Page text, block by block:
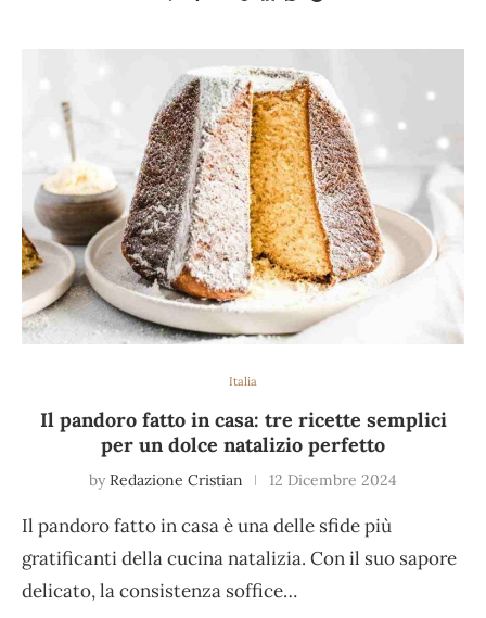
Italia
Il pandoro fatto in casa: tre ricette semplici
per un dolce natalizio perfetto
by Redazione Cristian 12 Dicembre 2024
Il pandoro fatto in casa è una delle sfide più
gratificanti della cucina natalizia. Con il suo sapore
delicato, la consistenza soffice…